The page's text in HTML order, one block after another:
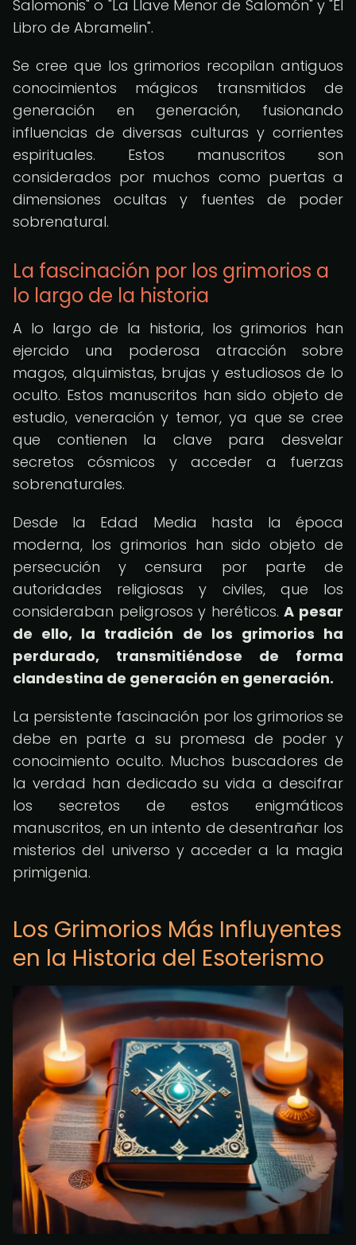
Salomonis" o "La Llave Menor de Salomón" y "El
Libro de Abramelin".
Se cree que los grimorios recopilan antiguos
conocimientos mágicos transmitidos de
generación en generación, fusionando
influencias de diversas culturas y corrientes
espirituales. Estos manuscritos son
considerados por muchos como puertas a
dimensiones ocultas y fuentes de poder
sobrenatural.
La fascinación por los grimorios a
lo largo de la historia
A lo largo de la historia, los grimorios han
ejercido una poderosa atracción sobre
magos, alquimistas, brujas y estudiosos de lo
oculto. Estos manuscritos han sido objeto de
estudio, veneración y temor, ya que se cree
que contienen la clave para desvelar
secretos cósmicos y acceder a fuerzas
sobrenaturales.
Desde la Edad Media hasta la época
moderna, los grimorios han sido objeto de
persecución y censura por parte de
autoridades religiosas y civiles, que los
consideraban peligrosos y heréticos.A pesar
de ello, la tradición de los grimorios ha
perdurado, transmitiéndose de forma
clandestina de generación en generación.
La persistente fascinación por los grimorios se
debe en parte a su promesa de poder y
conocimiento oculto. Muchos buscadores de
la verdad han dedicado su vida a descifrar
los secretos de estos enigmáticos
manuscritos, en un intento de desentrañar los
misterios del universo y acceder a la magia
primigenia.
Los Grimorios Más Influyentes
en la Historia del Esoterismo